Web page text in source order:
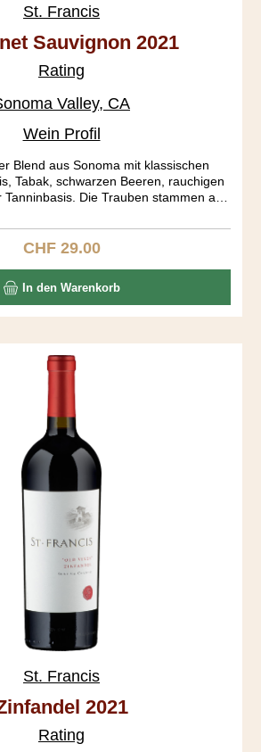
St. Francis
Sauvignon 2021
Rating
Valley, CA
Wein Profil
Blend aus Sonoma mit klassischen
Tabak, schwarzen Beeren, rauchigen
Die Trauben stammen aus
Alexander Valley.
Regulärer Preis:
CHF 29.00
In den Warenkorb
St. Francis
2021
Rating